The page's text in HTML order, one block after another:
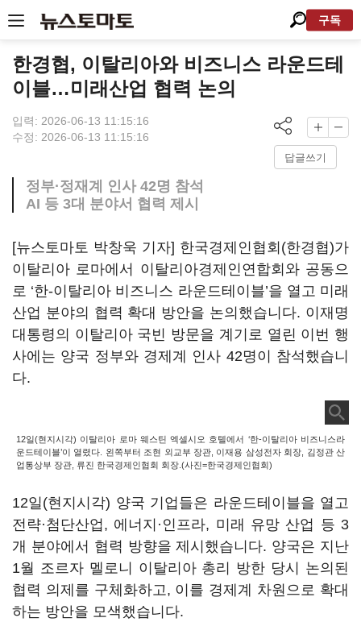
구독
한경협, 이탈리아와 비즈니스 라운드테
이블…미래산업 협력 논의
입력: 2026-06-13 11:15:16
수정: 2026-06-13 11:15:16
답글쓰기
정부·정재계 인사 42명 참석
AI 등 3대 분야서 협력 제시
[뉴스토마토 박창욱 기자] 한국경제인협회(한경협)가
이탈리아 로마에서 이탈리아경제인연합회와 공동으
로 ‘한-이탈리아 비즈니스 라운드테이블’을 열고 미래
산업 분야의 협력 확대 방안을 논의했습니다. 이재명
대통령의 이탈리아 국빈 방문을 계기로 열린 이번 행
사에는 양국 정부와 경제계 인사 42명이 참석했습니
다.
12일(현지시각) 이탈리아 로마 웨스틴 엑셀시오 호텔에서 ‘한-이탈리아 비즈니스라
운드테이블’이 열렸다. 왼쪽부터 조현 외교부 장관, 이재용 삼성전자 회장, 김정관 산
업통상부 장관, 류진 한국경제인협회 회장.(사진=한국경제인협회)
12일(현지시각) 양국 기업들은 라운드테이블을 열고
전략·첨단산업, 에너지·인프라, 미래 유망 산업 등 3
개 분야에서 협력 방향을 제시했습니다. 양국은 지난
1월 조르자 멜로니 이탈리아 총리 방한 당시 논의된
협력 의제를 구체화하고, 이를 경제계 차원으로 확대
하는 방안을 모색했습니다.